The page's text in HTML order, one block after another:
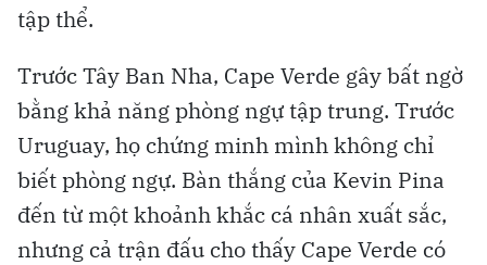
tập thể.
Trước Tây Ban Nha, Cape Verde gây bất ngờ
bằng khả năng phòng ngự tập trung. Trước
Uruguay, họ chứng minh mình không chỉ
biết phòng ngự. Bàn thắng của Kevin Pina
đến từ một khoảnh khắc cá nhân xuất sắc,
nhưng cả trận đấu cho thấy Cape Verde có